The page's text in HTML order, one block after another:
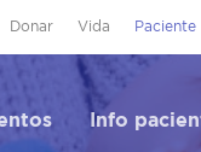
Donar Vida Paciente
Info